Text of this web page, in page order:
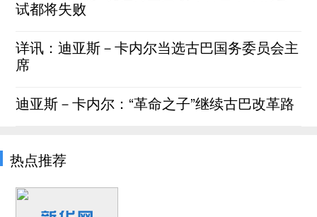
试都将失败
详讯：迪亚斯－卡内尔当选古巴国务委员会主
席
迪亚斯－卡内尔：“革命之子”继续古巴改革路
热点推荐